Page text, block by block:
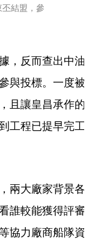
結盟，參
，反而查出中油
與投標。一度被
且讓皇昌承作的
工程已提早完工
兩大廠家背景各
誰較能獲得評審
協力廠商船隊資